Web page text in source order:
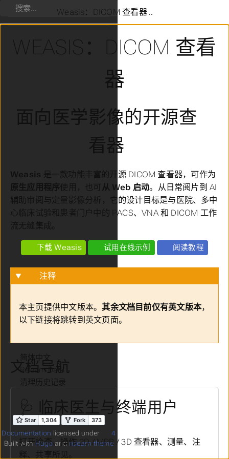
Weasis：DICOM 查看器
WEASIS：DICOM 查看
器
面向医学影像的开源查
看器
Weasis 是一款功能丰富的开源 DICOM 查看器，可作为
原生应用程序使用，也可 从 Web 启动。从日常阅片到 AI
辅助审阅与定量影像分析，它的设计目标是与医院、多中
心临床试验和患者门户中的 PACS、VNA 和 DICOM 工作
流无缝集成。
下载 Weasis 试用在线示例 阅读教程
注释
本主页提供中文版本。其余文档目前仅有英文版本，
以下链接将跳转到英文页面。
文档导航
🩺 临床医生与终端用户
打开检查、操作 2D / MPR / 3D 查看器、测量、注
释、共享所见。
搜索
语言
主题
清理历史记录
Documentation licensed under
4
Built withHugoandrelearn theme